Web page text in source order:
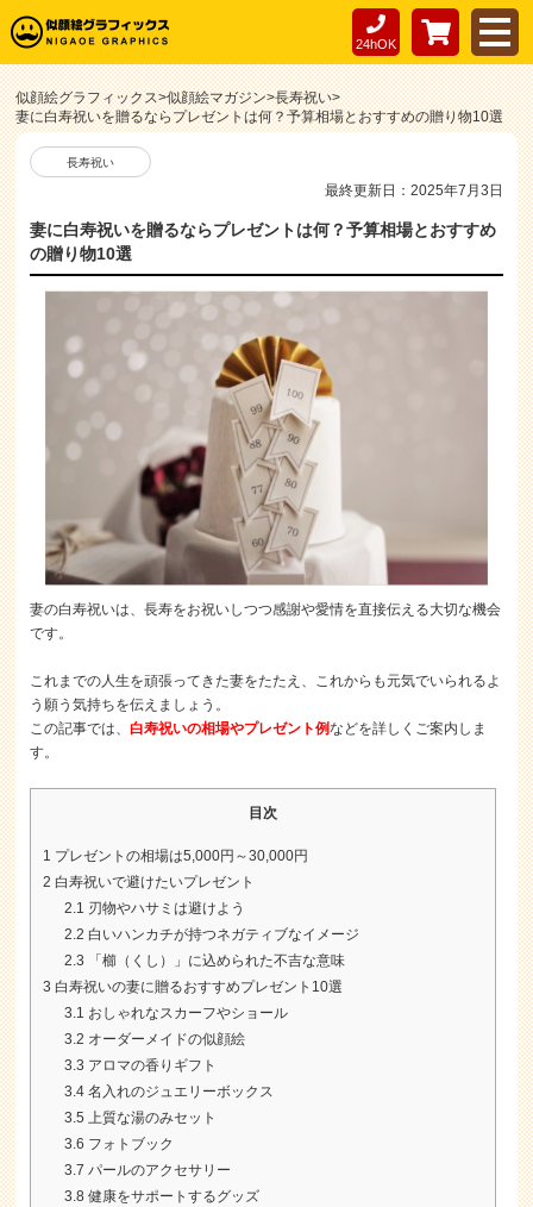
24hOK
似顔絵グラフィックス>似顔絵マガジン>長寿祝い>
妻に白寿祝いを贈るならプレゼントは何？予算相場とおすすめの贈り物10選
長寿祝い
最終更新日：2025年7月3日
妻に白寿祝いを贈るならプレゼントは何？予算相場とおすすめ
の贈り物10選
妻の白寿祝いは、長寿をお祝いしつつ感謝や愛情を直接伝える大切な機会
です。
これまでの人生を頑張ってきた妻をたたえ、これからも元気でいられるよ
う願う気持ちを伝えましょう。
この記事では、白寿祝いの相場やプレゼント例などを詳しくご案内しま
す。
目次
1 プレゼントの相場は5,000円～30,000円
2 白寿祝いで避けたいプレゼント
2.1 刃物やハサミは避けよう
2.2 白いハンカチが持つネガティブなイメージ
2.3
「櫛（くし）」に込められた不吉な意味
3 白寿祝いの妻に贈るおすすめプレゼント10選
3.1 おしゃれなスカーフやショール
3.2 オーダーメイドの似顔絵
3.3 アロマの香りギフト
3.4 名入れのジュエリーボックス
3.5 上質な湯のみセット
3.6 フォトブック
3.7 パールのアクセサリー
3.8 健康をサポートするグッズ